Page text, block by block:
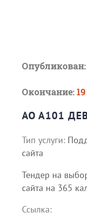
Опубликован:
Окончание:
АО А101
Тип услуги:
сайта
Тендер на
сайта на 365
Ссылка: